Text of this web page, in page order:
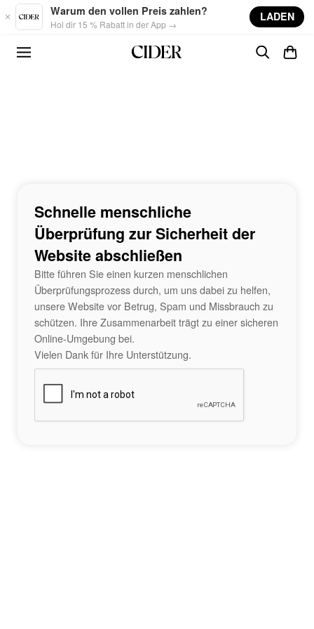
Skip to main content
Warum den vollen Preis zahlen?
Hol dir 15 % Rabatt in der App →
LADEN
Schnelle menschliche
Überprüfung zur Sicherheit der
Website abschließen
Bitte führen Sie einen kurzen menschlichen
Überprüfungsprozess durch, um uns dabei zu helfen,
unsere Website vor Betrug, Spam und Missbrauch zu
schützen. Ihre Zusammenarbeit trägt zu einer sicheren
Online-Umgebung bei.
Vielen Dank für Ihre Unterstützung.